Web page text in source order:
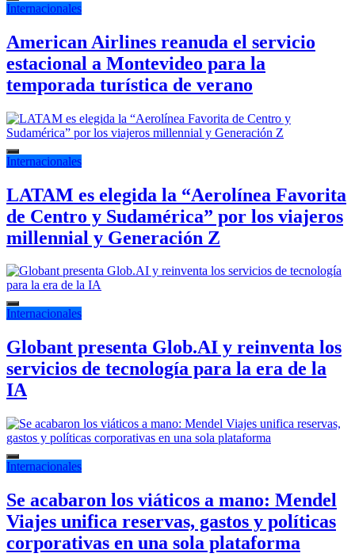
Internacionales
American Airlines reanuda el servicio
estacional a Montevideo para la
temporada turística de verano
Internacionales
LATAM es elegida la “Aerolínea Favorita
de Centro y Sudamérica” por los viajeros
millennial y Generación Z
Internacionales
Globant presenta Glob.AI y reinventa los
servicios de tecnología para la era de la
IA
Internacionales
Se acabaron los viáticos a mano: Mendel
Viajes unifica reservas, gastos y políticas
corporativas en una sola plataforma